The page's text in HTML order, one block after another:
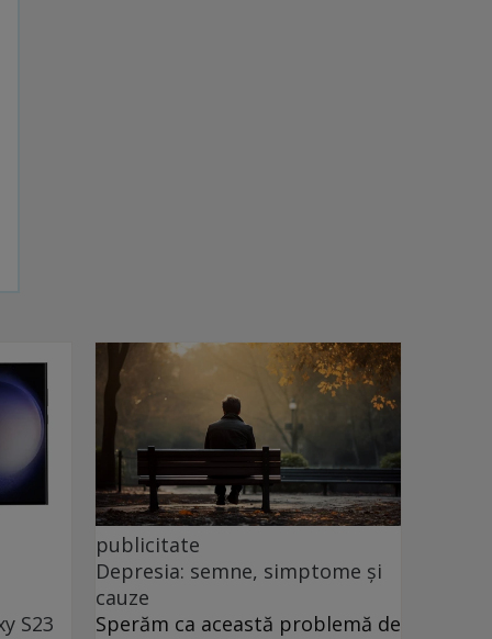
S23
publicitate
Depresia: semne, simptome și
cauze
Sperăm ca această problemă de